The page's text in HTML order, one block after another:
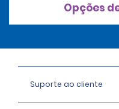
Opções
Suporte ao cliente